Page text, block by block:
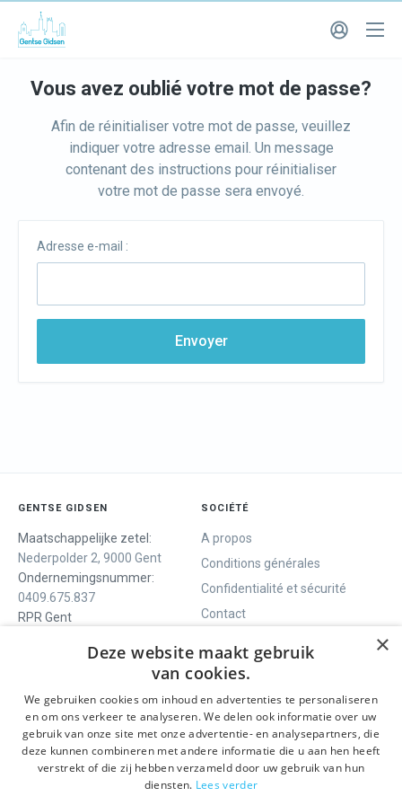
Vous avez oublié votre mot de passe?
Afin de réinitialiser votre mot de passe, veuillez
indiquer votre adresse email. Un message
contenant des instructions pour réinitialiser
votre mot de passe sera envoyé.
Adresse e-mail :
Envoyer
GENTSE GIDSEN
Maatschappelijke zetel:
Nederpolder 2, 9000 Gent
Ondernemingsnummer:
0409.675.837
RPR Gent
SOCIÉTÉ
A propos
Conditions générales
Confidentialité et sécurité
Contact
Visites guidées
Gand en un jour
Visite guidée du centre
SOCIALS
Facebook
Instagram
LinkedIn
×
Deze website maakt gebruik
van cookies.
We gebruiken cookies om inhoud en advertenties te personaliseren
en om ons verkeer te analyseren. We delen ook informatie over uw
gebruik van onze site met onze advertentie- en analysepartners, die
deze kunnen combineren met andere informatie die u aan hen heeft
verstrekt of die zij hebben verzameld door uw gebruik van hun
diensten. Lees verder